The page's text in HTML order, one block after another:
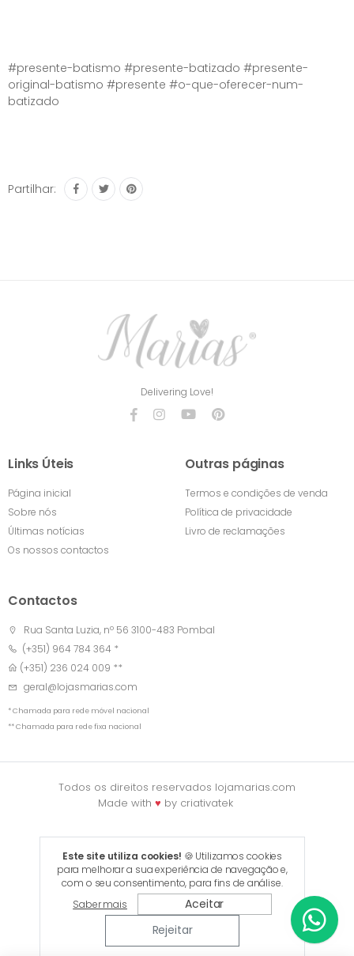
#presente-batismo #presente-batizado #presente-
original-batismo #presente #o-que-oferecer-num-
batizado
Partilhar:
Delivering Love!
Links Úteis
Página inicial
Sobre nós
Últimas notícias
Os nossos contactos
Outras páginas
Termos e condições de venda
Política de privacidade
Livro de reclamações
Contactos
Rua Santa Luzia, nº 56 3100-483 Pombal
(+351) 964 784 364 *
(+351) 236 024 009 **
geral@lojasmarias.com
* Chamada para rede móvel nacional
** Chamada para rede fixa nacional
Todos os direitos reservados lojamarias.com
Made with ♥ by criativatek
Este site utiliza cookies! 🍪 Utilizamos cookies
para melhorar a sua experiência de navegação e,
com o seu consentimento, para fins de análise.
Saber mais
Aceitar
Rejeitar